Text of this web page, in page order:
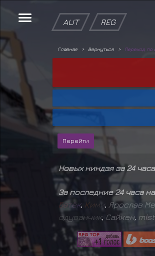
AUT REG
Главная Вернуться Переход по
Новых ниндзя за 24
За последние 24 часа
Батёк, Кими Ярослав
одуванчик, Сайкен,